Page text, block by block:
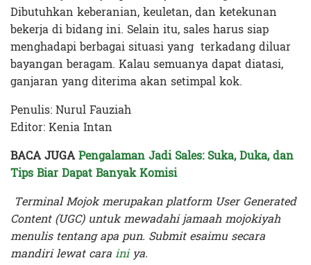
Dibutuhkan keberanian, keuletan, dan ketekunan
bekerja di bidang ini. Selain itu, sales harus siap
menghadapi berbagai situasi yang terkadang diluar
bayangan beragam. Kalau semuanya dapat diatasi,
ganjaran yang diterima akan setimpal kok.
Penulis: Nurul Fauziah
Editor: Kenia Intan
BACA JUGAPengalaman Jadi Sales: Suka, Duka, dan
Tips Biar Dapat Banyak Komisi
Terminal Mojok merupakan platform User Generated
Content (UGC) untuk mewadahi jamaah mojokiyah
menulis tentang apa pun. Submit esaimu secara
mandiri lewat carainiya.